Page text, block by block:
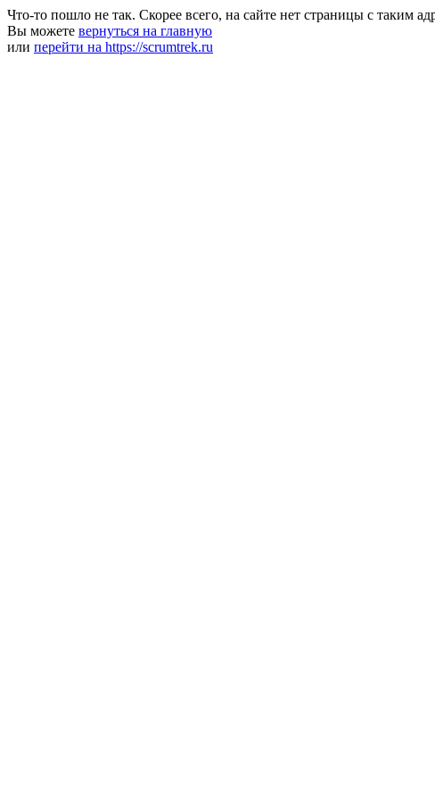
Что-то пошло не так. Скорее всего, на сайте нет страницы с таким
Вы можете вернуться на главную
или перейти на https://scrumtrek.ru